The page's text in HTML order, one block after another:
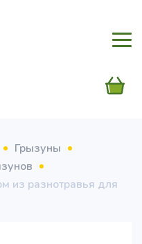
Грызуны
из разнотравья для